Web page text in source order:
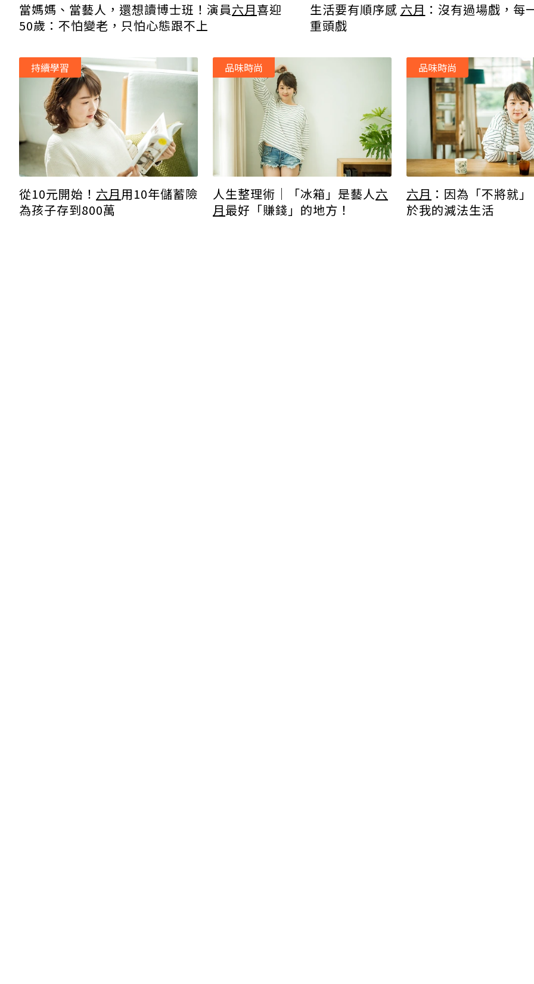
當媽媽、當藝人，還想讀博士班！演員六月喜迎
50歲：不怕變老，只怕心態跟不上
生活要有順序感 六月 ：沒有過場戲，每
重頭戲
從10元開始！ 六月用10年儲蓄險
為孩子存到800萬
持續學習
人生整理術｜「冰箱」是藝人六
月最好「賺錢」的地方！
品味時尚
六月 ：因為「不將就
於我的減法生活
品味時尚